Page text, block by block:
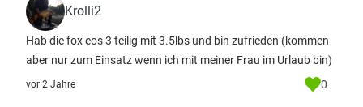
Krolli2
Hab die fox eos 3 teilig mit 3.5lbs und bin zufrieden (kommen
aber nur zum Einsatz wenn ich mit meiner Frau im Urlaub bin)
vor 2 Jahre 0